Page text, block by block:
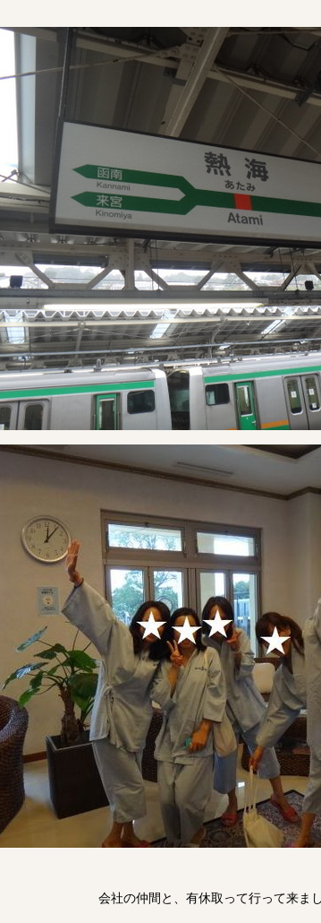
会社の仲間と、有休取って行って来ま